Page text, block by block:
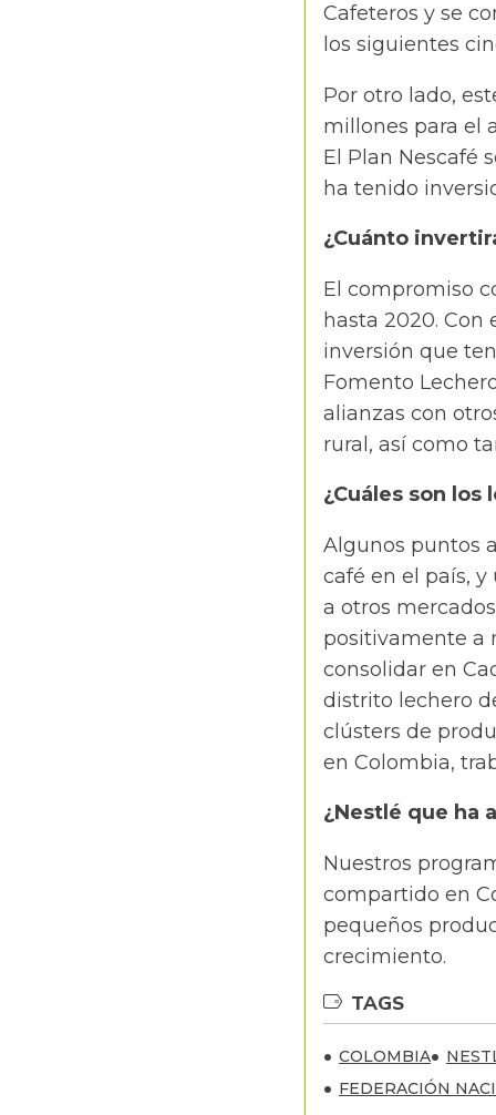
Cafeteros y se
los siguientes
Por otro lado,
millones para el
El Plan Nescafé
ha tenido
¿Cuánto
El compromiso
hasta 2020. Con
inversión que
Fomento
alianzas con
rural, así como
¿Cuáles son
Algunos puntos
café en el país,
a otros
positivamente a
consolidar en
distrito lechero
clústers de
en Colombia,
¿Nestlé que ha
Nuestros
compartido en
pequeños
crecimiento.
TAGS
COLOMBIA
FEDERACIÓN